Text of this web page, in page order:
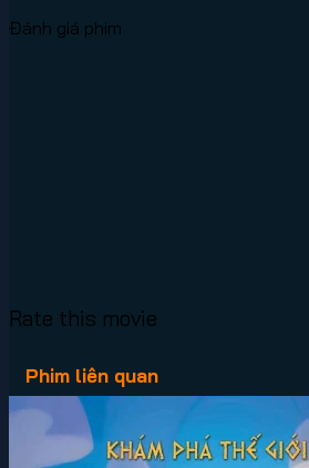
Đánh giá phim
Rate this movie
Phim liên quan